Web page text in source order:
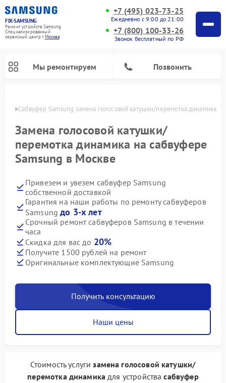
FIX-SAMSUNG
Ремонт устройств Samsung
Специализированный
cервисный центр г.Москва
+7 (495) 023-73-25
Ежедневно с 9:00 до 21:00
+7 (800) 100-33-26
Звонок бесплатный по РФ
Мы ремонтируем Позвонить
Сабвуфер Samsung замена голосовой катушки/перемотка динамика
Замена голосовой катушки/
перемотка динамика на сабвуфере
Samsung в Москве
Привезем и увезем сабвуфер Samsung
собственной доставкой
Гарантия на наши работы по ремонту сабвуферов
Samsungдо 3-х лет
Срочный ремонт сабвуферов Samsung в течении
часа
Скидка для вас до 20%
Получите 1500 рублей на ремонт
Оригинальные комплектующие Samsung
Получить консультацию
Наши цены
Стоимость услугизамена голосовой катушки/
перемотка динамика для устройствасабвуфер